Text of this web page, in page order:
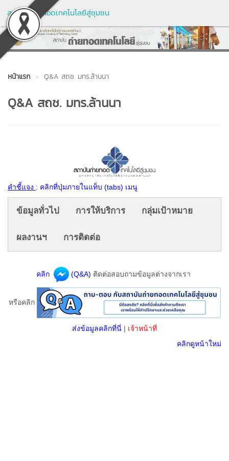
สถาบันถ่ายทอดเทคโนโลยีสู่ชุมชน
หน้าแรก Q&A สถช. มทร.ล้านนา
Q&A สถช. มทร.ล้านนา
คำชี้แจง : คลิกที่ปุ่มภายในแท็บ (tabs) เมนู
ข้อมูลทั่วไป การให้บริการ กลุ่มเป้าหมาย
ผลงานฯ การติดต่อ
คลิก (Q&A) ติดต่อสอบถามข้อมูลต่างจากเรา
หรือคลิก
ส่งข้อมูลคลิกที่นี่ | เจ้าหน้าที่
คลิกดูหน้าใหม่